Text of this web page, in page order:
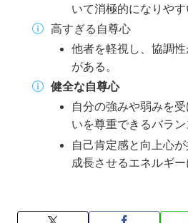
いて消極的になりやす
高すぎる自尊心
他者を軽視し、協調
がある。
健全な自尊心
自分の強みや弱みを
いを尊重できるバラン
自己肯定感と向上心
成長させるエネルギー